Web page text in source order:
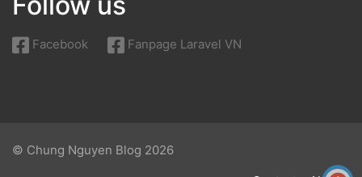
Facebook Fanpage Laravel VN
© Chung Nguyen Blog 2026